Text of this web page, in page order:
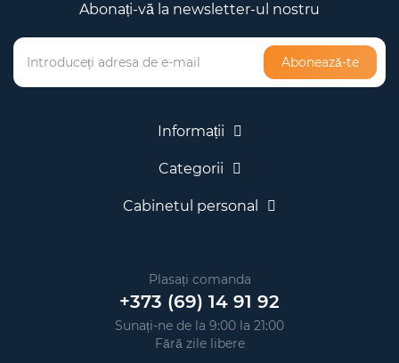
Abonați-vă la newsletter-ul nostru
Abonează-te
Informații
Categorii
Cabinetul personal
Plasați comanda
+373 (69) 14 91 92
Sunați-ne de la 9:00 la 21:00
Fără zile libere